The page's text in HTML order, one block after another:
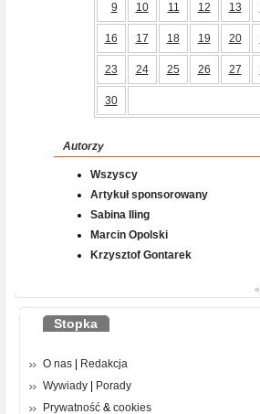
9 10 11 12 13
16 17 18 19 20
23 24 25 26 27
30
Autorzy
Wszyscy
Artykuł sponsorowany
Sabina Iling
Marcin Opolski
Krzysztof Gontarek
«
Stopka
O nas
Redakcja
Wywiady
Porady
Prywatność & cookies